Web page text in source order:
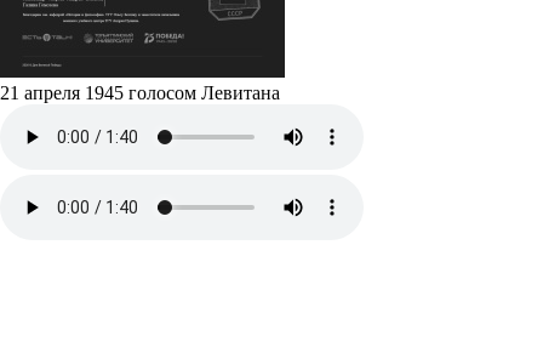
21 апреля 1945 голосом Левитана